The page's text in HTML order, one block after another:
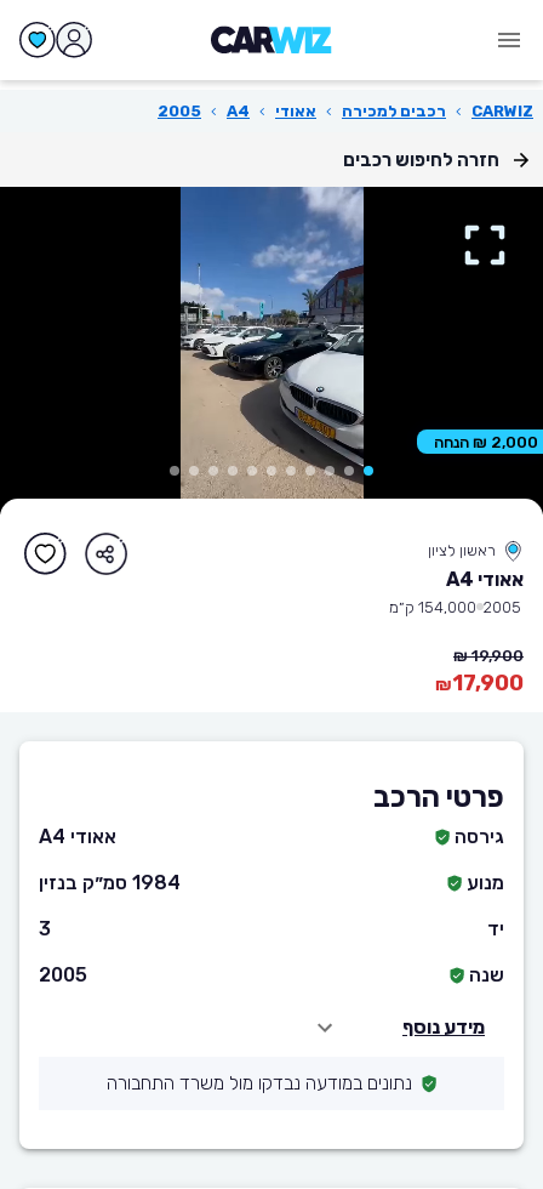
CARWIZ
› רכבים למכירה › אאודי ›
A4
›
2005
חזרה לחיפוש רכבים
2,000 ₪ הנחה
ראשון לציון
אאודי A4
2005 154,000 ק״מ
19,900 ₪
17,900
₪
פרטי הרכב
גירסה
אאודי A4
מנוע
1984 סמ״ק בנזין
יד
3
שנה
2005
מידע נוסף
נתונים במודעה נבדקו מול משרד התחבורה